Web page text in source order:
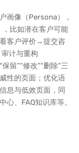
画像（Persona），
比如潜在客户可能
客户评价→提交咨
计与重构
留”“修改”“删除”三
性的页面；优化语
息与低效页面，同
心、FAQ知识库等。